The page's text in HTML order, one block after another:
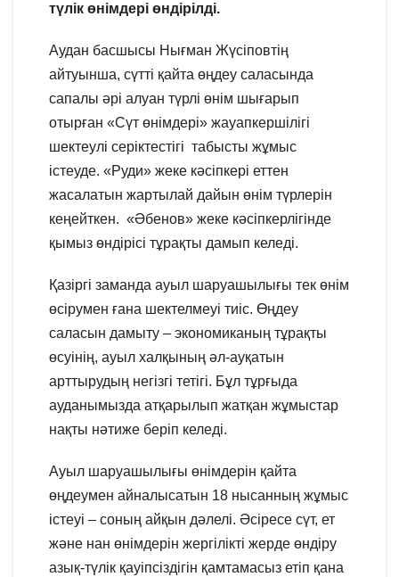
түлік өнімдері өндірілді.
Аудан басшысы Нығман Жүсіповтің
айтуынша, сүтті қайта өңдеу саласында
сапалы әрі алуан түрлі өнім шығарып
отырған «Сүт өнімдері» жауапкершілігі
шектеулі серіктестігі табысты жұмыс
істеуде. «Руди» жеке кәсіпкері еттен
жасалатын жартылай дайын өнім түрлерін
кеңейткен. «Әбенов» жеке кәсіпкерлігінде
қымыз өндірісі тұрақты дамып келеді.
Қазіргі заманда ауыл шаруашылығы тек өнім
өсірумен ғана шектелмеуі тиіс. Өңдеу
саласын дамыту – экономиканың тұрақты
өсуінің, ауыл халқының әл-ауқатын
арттырудың негізгі тетігі. Бұл тұрғыда
ауданымызда атқарылып жатқан жұмыстар
нақты нәтиже беріп келеді.
Ауыл шаруашылығы өнімдерін қайта
өңдеумен айналысатын 18 нысанның жұмыс
істеуі – соның айқын дәлелі. Әсіресе сүт, ет
және нан өнімдерін жергілікті жерде өндіру
азық-түлік қауіпсіздігін қамтамасыз етіп қана